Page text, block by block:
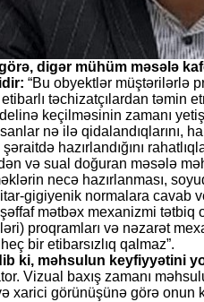
digər mühüm məsələ
“Bu obyektlər müştərilərlə
təchizatçılardan təmin
keçilməsinin zamanı
nə ilə qidalandıqlarını,
hazırlandığını
və sual doğuran məsələ
necə hazırlanması,
gigiyenik normalara cavab
mətbəx mexanizmi
proqramları və nəzarət
bir etibarsızlıq qalmaz”.
ki, məhsulun keyfiyyətini
Vizual baxış zamanı
xarici görünüşünə görə onun